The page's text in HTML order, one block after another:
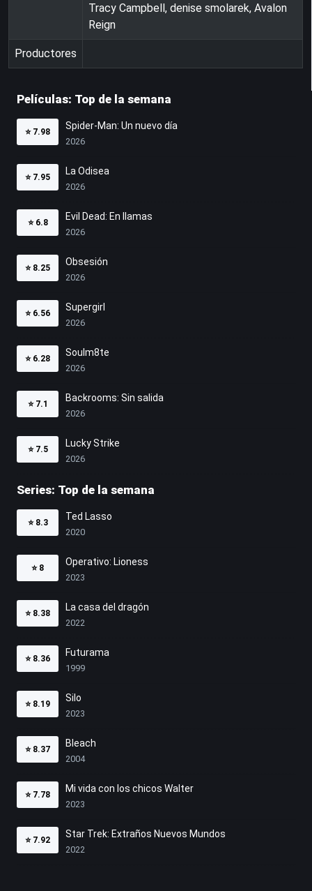
Tracy Campbell, denise smolarek, Avalon
Reign
Productores
Películas: Top de la semana
⭐ 7.98
Spider-Man: Un nuevo día
2026
⭐ 7.95
La Odisea
2026
⭐ 6.8
Evil Dead: En llamas
2026
⭐ 8.25
Obsesión
2026
⭐ 6.56
Supergirl
2026
⭐ 6.28
Soulm8te
2026
⭐ 7.1
Backrooms: Sin salida
2026
⭐ 7.5
Lucky Strike
2026
Series: Top de la semana
⭐ 8.3
Ted Lasso
2020
⭐ 8
Operativo: Lioness
2023
⭐ 8.38
La casa del dragón
2022
⭐ 8.36
Futurama
1999
⭐ 8.19
Silo
2023
⭐ 8.37
Bleach
2004
⭐ 7.78
Mi vida con los chicos Walter
2023
⭐ 7.92
Star Trek: Extraños Nuevos Mundos
2022